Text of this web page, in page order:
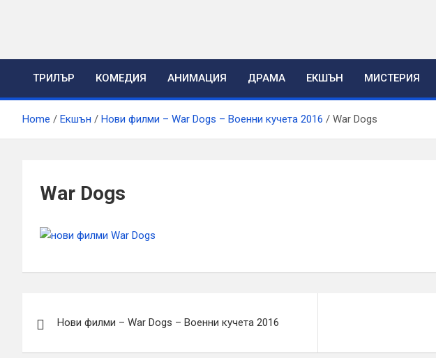
ТРИЛЪР КОМЕДИЯ АНИМАЦИЯ ДРАМА ЕКШЪН МИСТЕРИЯ
Home Екшън Нови филми – War Dogs – Военни кучета 2016 War Dogs
War Dogs
Нови филми – War Dogs – Военни кучета 2016